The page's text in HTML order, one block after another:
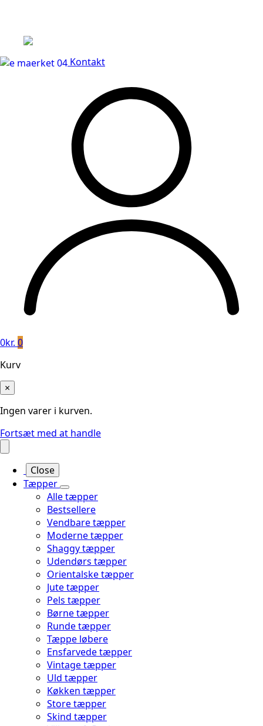
Kontakt
0kr. 0
Kurv
×
Ingen varer i kurven.
Fortsæt med at handle
Close
Tæpper
Alle tæpper
Bestsellere
Vendbare tæpper
Moderne tæpper
Shaggy tæpper
Udendørs tæpper
Orientalske tæpper
Jute tæpper
Pels tæpper
Børne tæpper
Runde tæpper
Tæppe løbere
Ensfarvede tæpper
Vintage tæpper
Uld tæpper
Køkken tæpper
Store tæpper
Skind tæpper